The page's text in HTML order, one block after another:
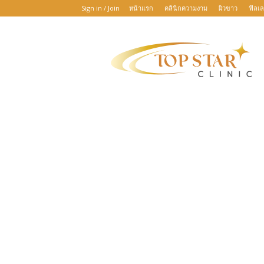
Sign in / Join หน้าแรก คลินิกความงาม ผิวขาว ฟิลเ
TOP
STAR
CLINIC